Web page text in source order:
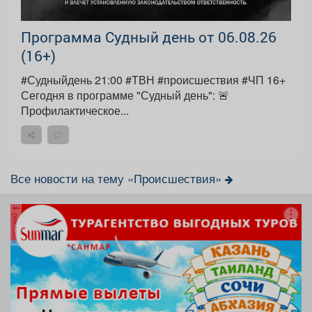
Программа Судный день от 06.08.26
(16+)
#Судныйдень 21:00 #ТВН #происшествия #ЧП 16+
Сегодня в программе "Судный день": 🚨
Профилактическое...
Все новости на тему «Происшествия»
реклама